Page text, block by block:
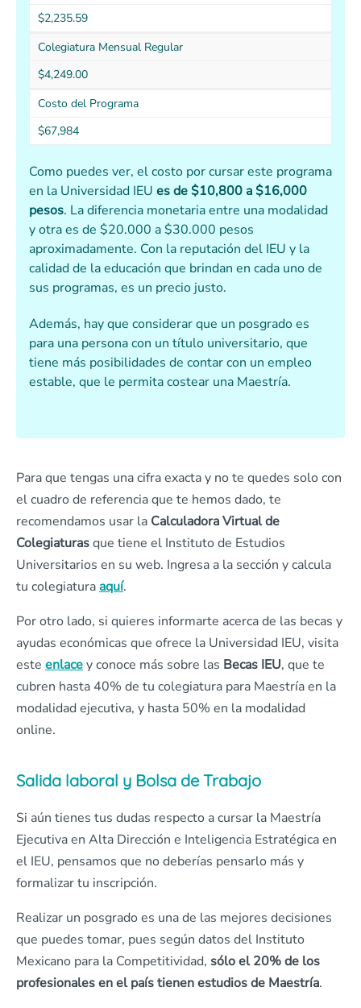
$2,235.59
Colegiatura Mensual Regular
$4,249.00
Costo del Programa
$67,984
Como puedes ver, el costo por cursar este programa
en la Universidad IEU es de $10,800 a $16,000
pesos. La diferencia monetaria entre una modalidad
y otra es de $20.000 a $30.000 pesos
aproximadamente. Con la reputación del IEU y la
calidad de la educación que brindan en cada uno de
sus programas, es un precio justo.
Además, hay que considerar que un posgrado es
para una persona con un título universitario, que
tiene más posibilidades de contar con un empleo
estable, que le permita costear una Maestría.
Para que tengas una cifra exacta y no te quedes solo con
el cuadro de referencia que te hemos dado, te
recomendamos usar la Calculadora Virtual de
Colegiaturasque tiene el Instituto de Estudios
Universitarios en su web. Ingresa a la sección y calcula
tu colegiaturaaquí.
Por otro lado, si quieres informarte acerca de las becas y
ayudas económicas que ofrece la Universidad IEU, visita
este enlacey conoce más sobre las Becas IEU, que te
cubren hasta 40% de tu colegiatura para Maestría en la
modalidad ejecutiva, y hasta 50% en la modalidad
online.
Salida laboral y Bolsa de Trabajo
Si aún tienes tus dudas respecto a cursar la Maestría
Ejecutiva en Alta Dirección e Inteligencia Estratégica en
el IEU, pensamos que no deberías pensarlo más y
formalizar tu inscripción.
Realizar un posgrado es una de las mejores decisiones
que puedes tomar, pues según datos del Instituto
Mexicano para la Competitividad, sólo el 20% de los
profesionales en el país tienen estudios de Maestría.